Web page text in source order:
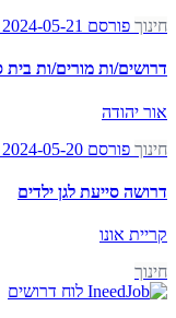
חינוך פורסם 2024-05-21 15:56:19
דרושים/ות מורים/ות בית
אור יהודה
חינוך פורסם 2024-05-20 15:26:54
דרושה סייעת לגן ילדים
קריית אונו
חינוך
לוח דרושים